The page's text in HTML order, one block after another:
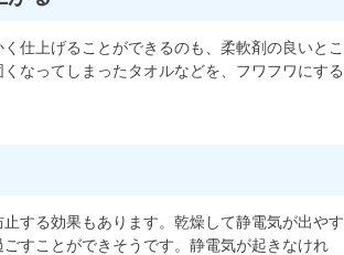
仕上げることができるのも、柔軟剤の良いとこ
なってしまったタオルなどを、フワフワにする
する効果もあります。乾燥して静電気が出やす
ごすことができそうです。静電気が起きなけれ